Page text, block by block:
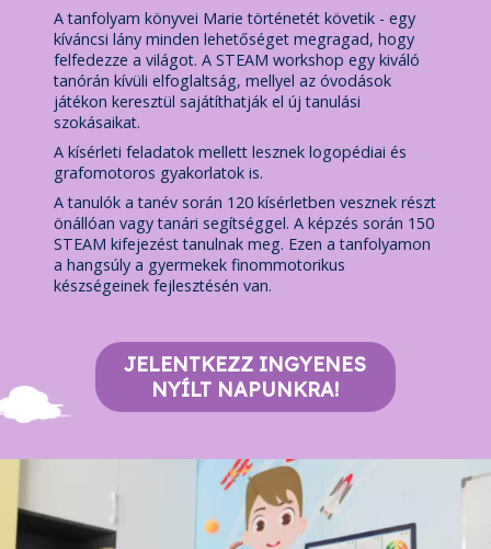
A tanfolyam könyvei Marie történetét követik - egy
kíváncsi lány minden lehetőséget megragad, hogy
felfedezze a világot. A STEAM workshop egy kiváló
tanórán kívüli elfoglaltság, mellyel az óvodások
játékon keresztül sajátíthatják el új tanulási
szokásaikat.
A kísérleti feladatok mellett lesznek logopédiai és
grafomotoros gyakorlatok is.
A tanulók a tanév során 120 kísérletben vesznek részt
önállóan vagy tanári segítséggel. A képzés során 150
STEAM kifejezést tanulnak meg. Ezen a tanfolyamon
a hangsúly a gyermekek finommotorikus
készségeinek fejlesztésén van.
JELENTKEZZ INGYENES
NYÍLT NAPUNKRA!